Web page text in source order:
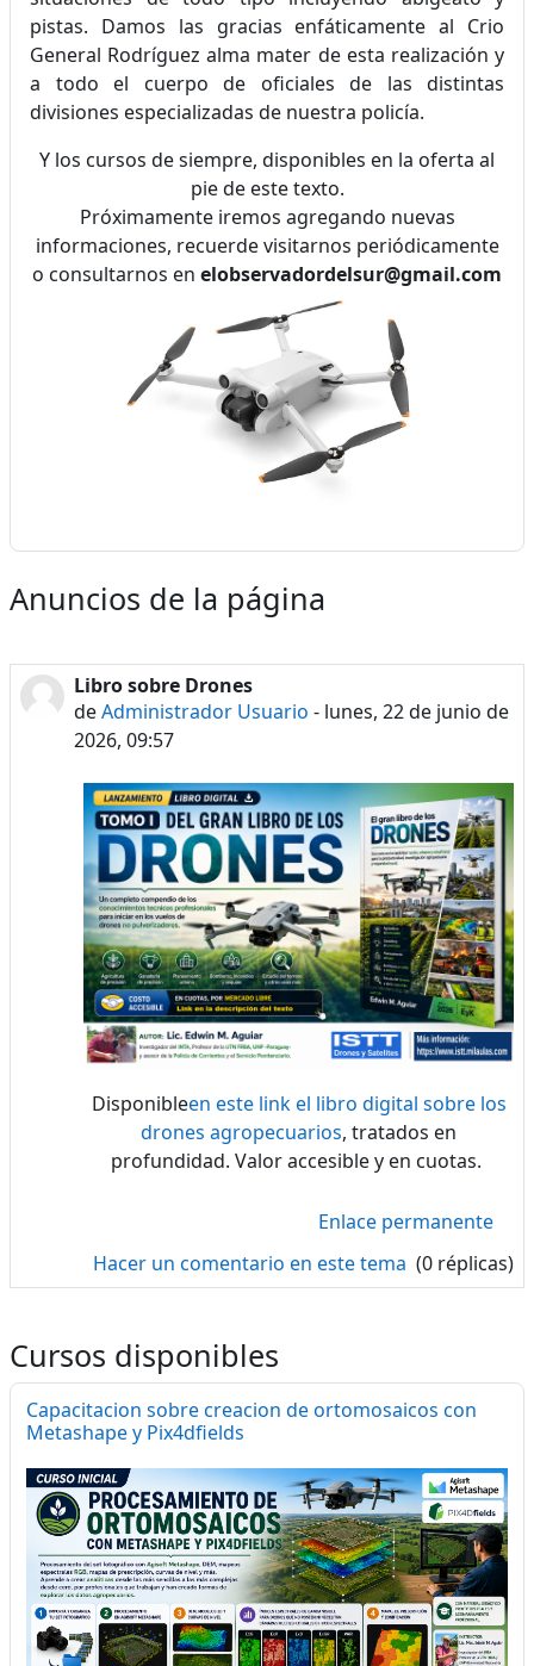
pistas. Damos las gracias enfáticamente al Crio
General Rodríguez alma mater de esta realización y
a todo el cuerpo de oficiales de las distintas
divisiones especializadas de nuestra policía.
Y los cursos de siempre, disponibles en la oferta al
pie de este texto.
Próximamente iremos agregando nuevas
informaciones, recuerde visitarnos periódicamente
o consultarnos en elobservadordelsur@gmail.com
Anuncios de la página
Libro sobre Drones
deAdministrador Usuario - lunes, 22 de junio de
2026, 09:57
Disponibleen este link el libro digital sobre los
drones agropecuarios, tratados en
profundidad. Valor accesible y en cuotas.
Enlace permanente
Hacer un comentario en este tema (0 réplicas)
Cursos disponibles
Capacitacion sobre creacion de ortomosaicos con
Metashape y Pix4dfields